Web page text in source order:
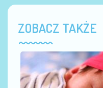
ZOBACZ TAKŻE